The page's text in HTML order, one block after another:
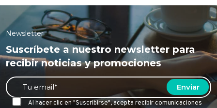
Newsletter
Suscríbete a nuestro newsletter para
recibir noticias y promociones
Al hacer clic en "Suscribirse", acepta recibir comunicaciones